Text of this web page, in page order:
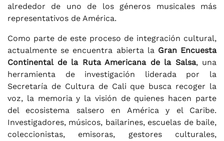
alrededor de uno de los géneros musicales más
representativos de América.
Como parte de este proceso de integración cultural,
actualmente se encuentra abierta la Gran Encuesta
Continental de la Ruta Americana de la Salsa, una
herramienta de investigación liderada por la
Secretaría de Cultura de Cali que busca recoger la
voz, la memoria y la visión de quienes hacen parte
del ecosistema salsero en América y el Caribe.
Investigadores, músicos, bailarines, escuelas de baile,
coleccionistas, emisoras, gestores culturales,